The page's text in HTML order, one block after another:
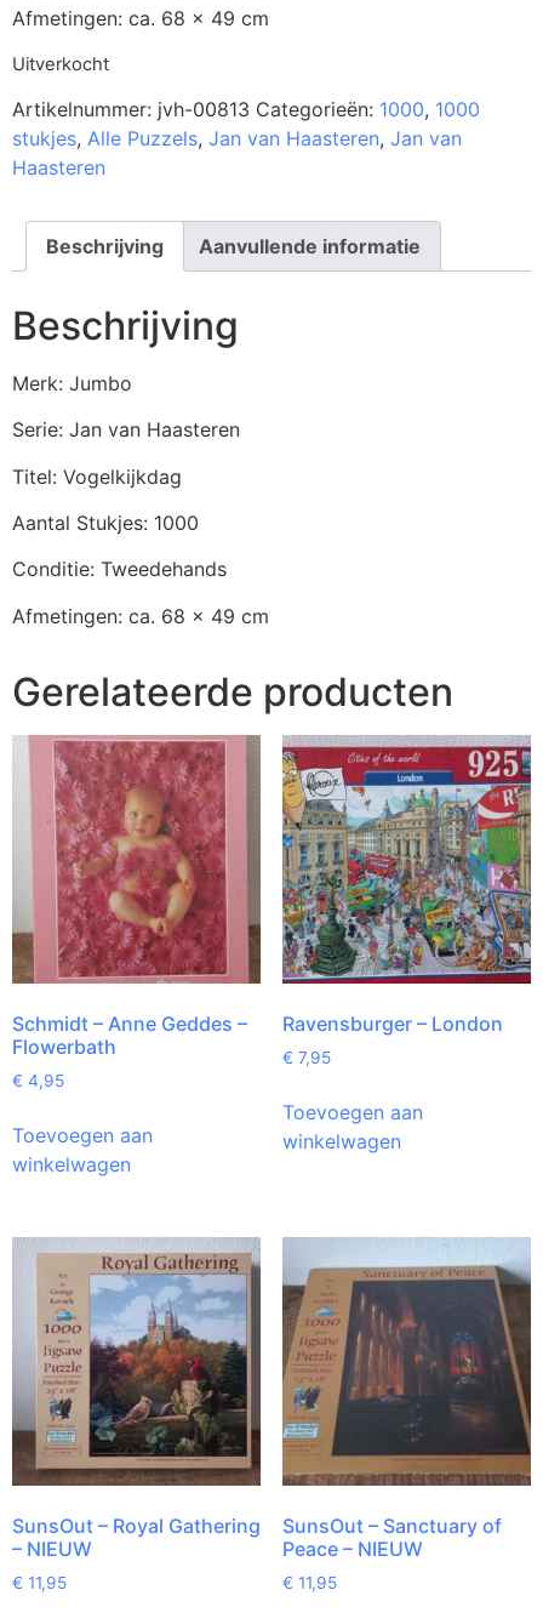
Afmetingen: ca. 68 x 49 cm
Uitverkocht
Artikelnummer: jvh-00813 Categorieën: 1000, 1000
stukjes, Alle Puzzels, Jan van Haasteren, Jan van
Haasteren
Beschrijving Aanvullende informatie
Beschrijving
Merk: Jumbo
Serie: Jan van Haasteren
Titel: Vogelkijkdag
Aantal Stukjes: 1000
Conditie: Tweedehands
Afmetingen: ca. 68 x 49 cm
Gerelateerde producten
Schmidt – Anne Geddes –
Flowerbath
€ 4,95
Toevoegen aan
winkelwagen
Ravensburger – London
€ 7,95
Toevoegen aan
winkelwagen
SunsOut – Royal Gathering
– NIEUW
€ 11,95
SunsOut – Sanctuary of
Peace – NIEUW
€ 11,95